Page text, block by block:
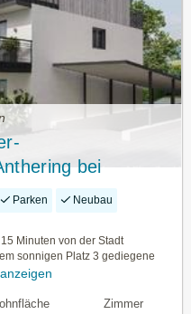
bei
Parken Neubau
Minuten von der Stadt
sonnigen Platz 3 gediegene
Zimmer